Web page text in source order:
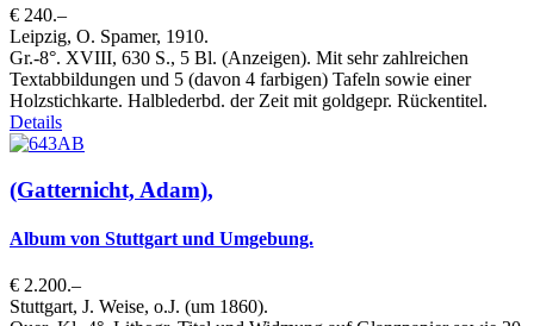
€ 240.–
Leipzig, O. Spamer, 1910.
Gr.-8°. XVIII, 630 S., 5 Bl. (Anzeigen). Mit sehr zahlreichen
Textabbildungen und 5 (davon 4 farbigen) Tafeln sowie einer
Holzstichkarte. Halblederbd. der Zeit mit goldgepr. Rückentitel.
Details
(Gatternicht, Adam),
Album von Stuttgart und Umgebung.
€ 2.200.–
Stuttgart, J. Weise, o.J. (um 1860).